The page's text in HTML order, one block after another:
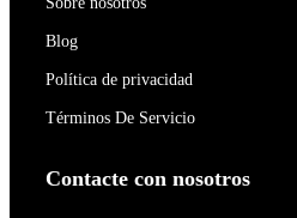
Blog
Política de privacidad
Términos De Servicio
Contacte con nosotros